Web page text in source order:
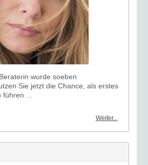
wurde soeben
Sie jetzt die Chance, als erstes
...
Weiter...